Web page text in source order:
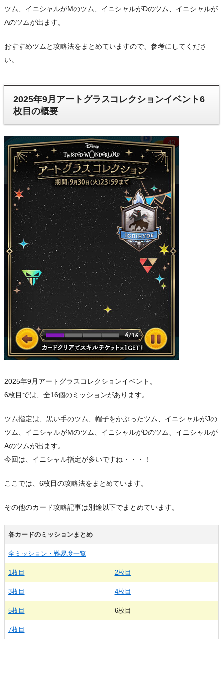
ツム、イニシャルがMのツム、イニシャルがDのツム、イニシャルが
Aのツムが出ます。
おすすめツムと攻略法をまとめていますので、参考にしてくださ
い。
2025年9月アートグラスコレクションイベント6
枚目の概要
2025年9月アートグラスコレクションイベント。
6枚目では、全16個のミッションがあります。
ツム指定は、黒い手のツム、帽子をかぶったツム、イニシャルがJの
ツム、イニシャルがMのツム、イニシャルがDのツム、イニシャルが
Aのツムが出ます。
今回は、イニシャル指定が多いですね・・・！
ここでは、6枚目の攻略法をまとめています。
その他のカード攻略記事は別途以下でまとめています。
各カードのミッションまとめ
全ミッション・難易度一覧
1枚目 2枚目
3枚目 4枚目
5枚目 6枚目
7枚目